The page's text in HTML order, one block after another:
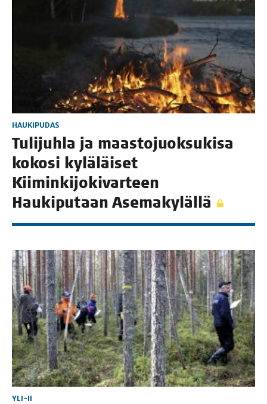
HAUKIPUDAS
Tuli­juh­la ja maas­to­juok­su­ki­sa
koko­si kylä­läi­set
Kii­min­ki­jo­ki­var­teen
Hau­ki­pu­taan Asemakylällä
YLI-II